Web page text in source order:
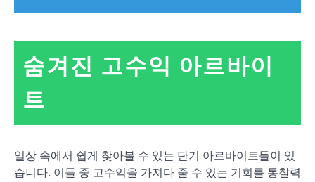
숨겨진 고수익 아르바이
트
일상 속에서 쉽게 찾아볼 수 있는 단기 아르바이트들이 있
습니다. 이들 중 고수익을 가져다 줄 수 있는 기회를 통찰력